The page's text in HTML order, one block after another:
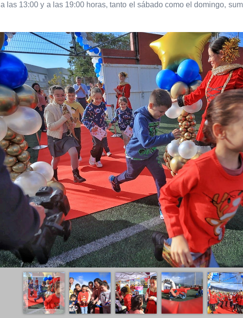
las 13:00 y a las 19:00 horas, tanto el sábado como el domingo,